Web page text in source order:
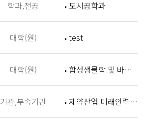
학과,전공 도시공학과
대학(원) test
대학(원) 합성생물학 및 바이오신소재개발 연구실 (Synthetic Biology and Biomaterials Lab,SBBL)
기관,부속기관 제약산업 미래인력 양성센터 홈페이지